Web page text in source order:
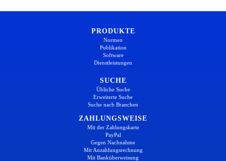
PRODUKTE
Normen
Publikation
Software
Dienstleistungen
SUCHE
Übliche Suche
Erweiterte Suche
Suche nach Branchen
ZAHLUNGSWEISE
Mit der Zahlungskarte
PayPal
Gegen Nachnahme
Mit Anzahlungsrechnung
Mit Banküberweisung